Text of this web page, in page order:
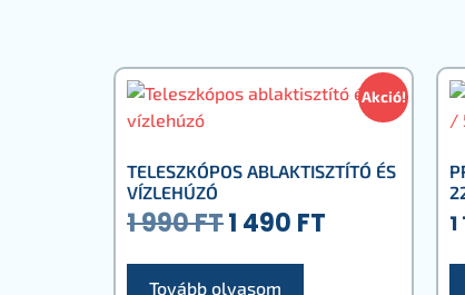
Akció!
TELESZKÓPOS ABLAKTISZTÍTÓ ÉS
VÍZLEHÚZÓ
1 990FT1 490 FT
Tovább olvasom